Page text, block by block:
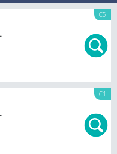
C5
C1